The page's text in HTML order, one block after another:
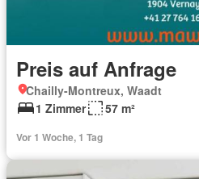
Preis auf Anfrage
Chailly-Montreux, Waadt
1 Zimmer
57 m²
Vor 1 Woche, 1 Tag